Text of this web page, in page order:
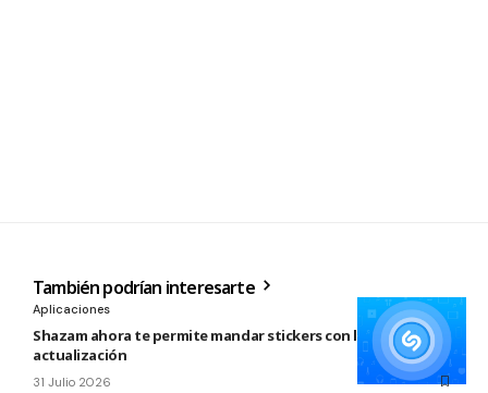
También podrían interesarte
Aplicaciones
Shazam ahora te permite mandar stickers con la nueva
actualización
31 Julio 2026